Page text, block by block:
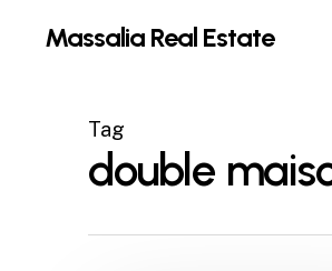
Massalia Real Estate
Tag
double